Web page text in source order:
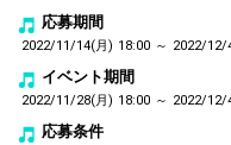
応募期間
2022/11/14(月) 18:00 ～ 2022/12/
イベント期間
2022/11/28(月) 18:00 ～ 2022/12/
応募条件